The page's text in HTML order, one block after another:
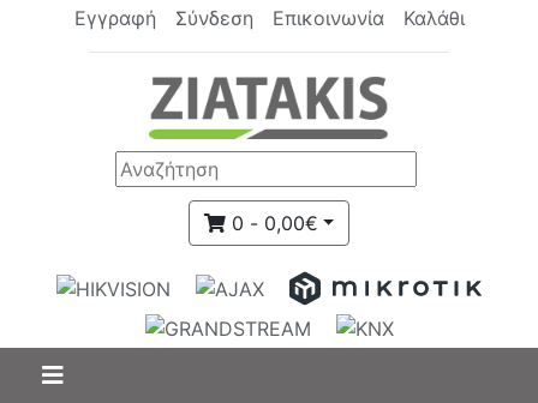
Εγγραφή Σύνδεση Επικοινωνία Καλάθι
0 - 0,00€